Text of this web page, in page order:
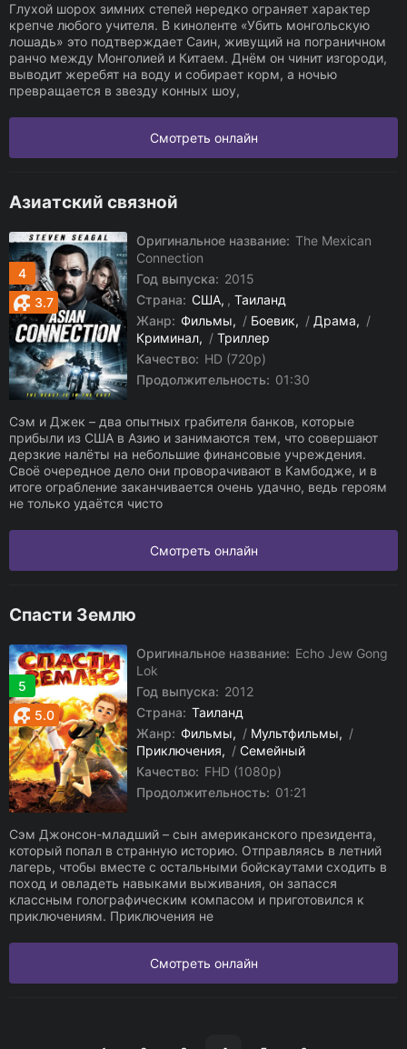
Глухой шорох зимних степей нередко ограняет характер
крепче любого учителя. В киноленте «Убить монгольскую
лошадь» это подтверждает Саин, живущий на пограничном
ранчо между Монголией и Китаем. Днём он чинит изгороди,
выводит жеребят на воду и собирает корм, а ночью
превращается в звезду конных шоу,
Смотреть онлайн
Азиатский связной
4
3.7
Оригинальное название: The Mexican
Connection
Год выпуска: 2015
Страна: США , Таиланд
Жанр: Фильмы / Боевик / Драма
/
Криминал
/ Триллер
Качество: HD (720p)
Продолжительность: 01:30
Сэм и Джек – два опытных грабителя банков, которые
прибыли из США в Азию и занимаются тем, что совершают
дерзкие налёты на небольшие финансовые учреждения.
Своё очередное дело они проворачивают в Камбодже, и в
итоге ограбление заканчивается очень удачно, ведь героям
не только удаётся чисто
Смотреть онлайн
Спасти Землю
5
5.0
Оригинальное название: Echo Jew Gong
Lok
Год выпуска: 2012
Страна: Таиланд
Жанр: Фильмы / Мультфильмы
/
Приключения
/ Семейный
Качество: FHD (1080p)
Продолжительность: 01:21
Сэм Джонсон-младший – сын американского президента,
который попал в странную историю. Отправляясь в летний
лагерь, чтобы вместе с остальными бойскаутами сходить в
поход и овладеть навыками выживания, он запасся
классным голографическим компасом и приготовился к
приключениям. Приключения не
Смотреть онлайн